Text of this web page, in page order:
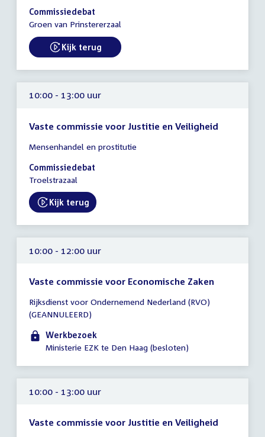
10:00
-
uur
Commissiedebat
Groen van Prinstererzaal
External link:
Kijk terug
10:00 - 13:00 uur
Vaste commissie voor Justitie en Veiligheid
vergadering
10:00
-
uur
Mensenhandel en prostitutie
Commissiedebat
Troelstrazaal
External link:
Kijk terug
10:00 - 12:00 uur
Vaste commissie voor Economische Zaken
vergadering
10:00
12:00
Rijksdienst voor Ondernemend Nederland (RVO)
(GEANNULEERD)
Werkbezoek
Ministerie EZK te Den Haag (besloten)
10:00 - 13:00 uur
Vaste commissie voor Justitie en Veiligheid